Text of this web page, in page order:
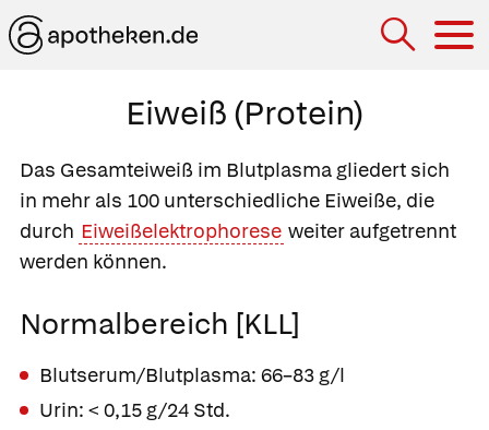
Eiweiß (Protein)
Das Gesamteiweiß im Blutplasma gliedert sich
in mehr als 100 unterschiedliche Eiweiße, die
durch Eiweißelektrophorese weiter aufgetrennt
werden können.
Normalbereich [KLL]
Blutserum/Blutplasma: 66–83 g/l
Urin: < 0,15 g/24 Std.